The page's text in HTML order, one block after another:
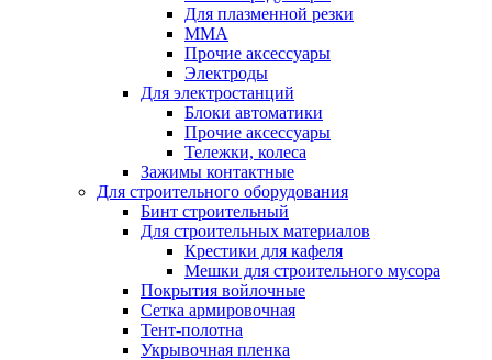
Для плазменной резки
ММА
Прочие аксессуары
Электроды
Для электростанций
Блоки автоматики
Прочие аксессуары
Тележки, колеса
Зажимы контактные
Для строительного оборудования
Бинт строительный
Для строительных материалов
Крестики для кафеля
Мешки для строительного мусора
Покрытия войлочные
Сетка армировочная
Тент-полотна
Укрывочная пленка